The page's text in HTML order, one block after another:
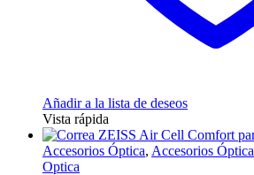
Añadir a la lista de deseos
Vista rápida
Accesorios Óptica, Accesorios Óptica
Optica